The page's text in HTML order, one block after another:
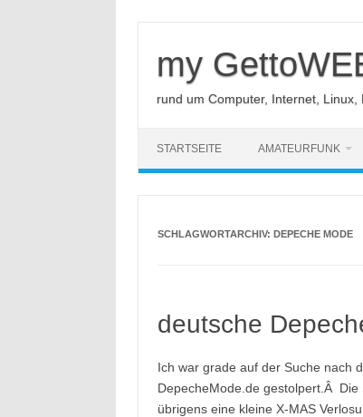
my
rund um Computer, Internet,
STARTSEITE AMATEURFUNK
SCHLAGWORTARCHIV: DEPECHE MODE
deutsche
Ich war grade auf der Suche nach
DepecheMode.de gestolpert.Â
übrigens eine kleine X-MAS